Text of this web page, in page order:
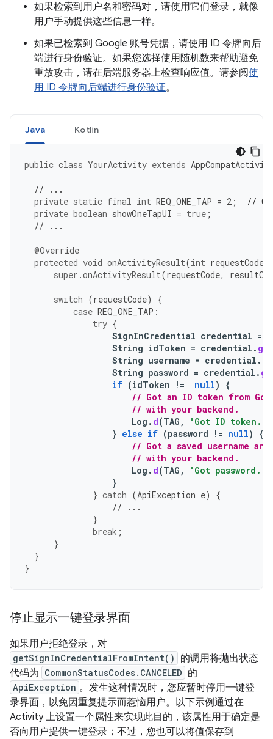
如果检索到用户名和密码对，请使用它们登录，就像
用户手动提供这些信息一样。
如果已检索到 Google 账号凭据，请使用 ID 令牌向后
端进行身份验证。如果您选择使用随机数来帮助避免
重放攻击，请在后端服务器上检查响应值。请参阅使
用 ID 令牌向后端进行身份验证。
Java Kotlin
public class YourActivity extends
// ...
private static final int REQ_ONE_TAP = 2 ;
//
private boolean showOneTapUI = true ;
// ...
@Override
protected void onActivityResult(int requestCode
super .onActivityResult(requestCode,
switch (requestCode)
{
case REQ_ONE_TAP :
try {
SignInCredential credential =
String idToken = credential .
String username = credential .
String password = credential .
if (idToken != null)
{
// Got an ID token from
// with your backend.
Log . d(TAG , "Got ID token."
} else if (password != null)
{
// Got a saved username
// with your backend.
Log . d(TAG , "Got password."
}
} catch (ApiException e)
{
// ...
}
break ;
}
}
}
停止显示一键登录界面
如果用户拒绝登录，对
getSignInCredentialFromIntent()
的调用将抛出状态
代码为 CommonStatusCodes.CANCELED 的
ApiException 。发生这种情况时，您应暂时停用一键登
录界面，以免因重复提示而惹恼用户。以下示例通过在
Activity 上设置一个属性来实现此目的，该属性用于确定是
否向用户提供一键登录；不过，您也可以将值保存到